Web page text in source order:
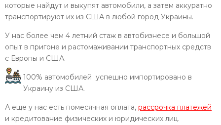
которые найдут и выкупят автомобили, а затем аккуратно
транспортируют их из США в любой город Украины.
У нас более чем 4 летний стаж в автобизнесе и большой
опыт в пригоне и растомаживании транспортных средств
с Европы и США.
100% автомобилей успешно импортировано в
Украину из США.
А еще у нас есть помесячная оплата, рассрочка платежей
и кредитование физических и юридических лиц.